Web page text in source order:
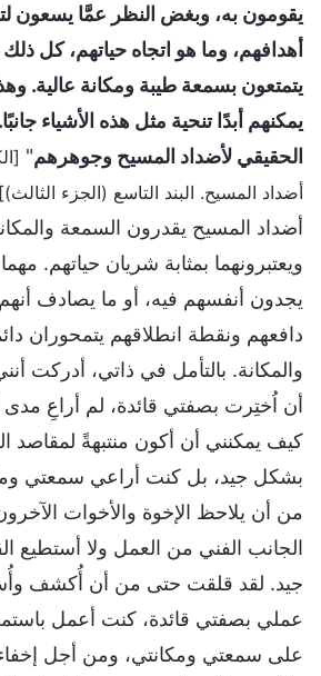
يقومون به، وبغض النظر عمَّا يسعون
أهدافهم، وما هو اتجاه حياتهم، كل
يتمتعون بسمعة طيبة ومكانة عالية.
يمكنهم أبدًا تنحية مثل هذه الأشياء
الحقيقي لأضداد المسيح وجوهرهم"
أضداد المسيح. البند التاسع (الجزء الثالث)]
أضداد المسيح يقدرون السمعة
ويعتبرونهما بمثابة شريان حياتهم.
يجدون أنفسهم فيه، أو ما يصادف أنهم
دافعهم ونقطة انطلاقهم يتمحوران
والمكانة. بالتأمل في ذاتي، أدركت
أن اُختِرت بصفتي قائدة، لم أراعِ مدى
كيف يمكنني أن أكون منتبهةً لمقاصد
بشكل جيد، بل كنت أراعي سمعتي
من أن يلاحظ الإخوة والأخوات
الجانب الفني من العمل ولا أستطيع
جيد. لقد قلقت حتى من أن أُكشف
عملي بصفتي قائدة، كنت أعمل
على سمعتي ومكانتي، ومن أجل